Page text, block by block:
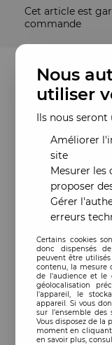
Cet article est
commande
Nous
utiliser
Ils nous seront
Améliorer
site
Mesurer
proposer
Gérer
erreurs
Certains cookies
donc dispensés
peuvent être
contenu, la mesure
de l'audience et le
géolocalisation
l'appareil, le
appareil. Si vous
sur l’ensemble des
Vous disposez de la
moment en cliquant
en savoir plus,